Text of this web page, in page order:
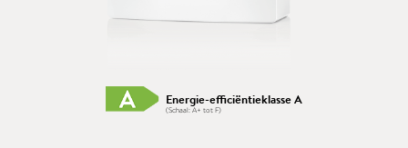
Energie-efficiëntieklasse A
(Schaal: A+ tot F)